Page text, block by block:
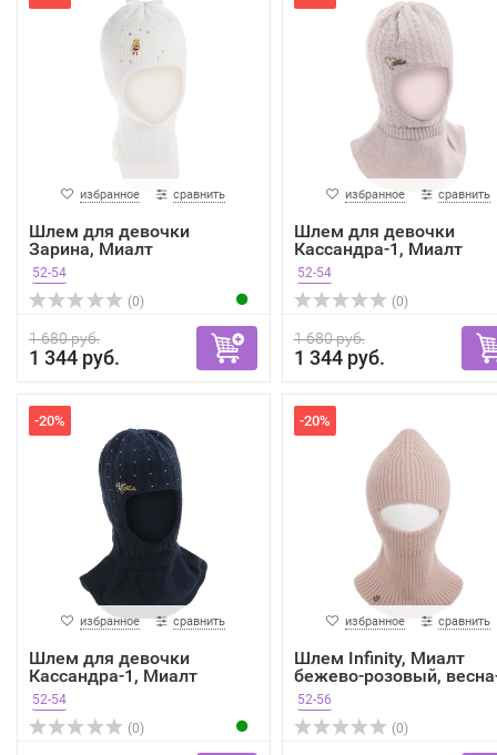
избранное сравнить
Шлем для девочки
Зарина, Миалт
ультрабелый,...
52-54
(0)
1 680 руб.
1 344 руб.
избранное сравнить
Шлем для девочки
Кассандра-1, Миалт
грязно-...
52-54
(0)
1 680 руб.
1 344 руб.
-20%
избранное сравнить
Шлем для девочки
Кассандра-1, Миалт
темно-с...
52-54
(0)
-20%
избранное сравнить
Шлем Infinity, Миалт
бежево-розовый,
52-56
(0)